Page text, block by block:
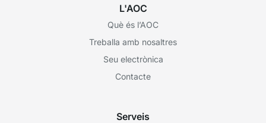
L'AOC
Què és l’AOC
Treballa amb nosaltres
Seu electrònica
Contacte
Serveis